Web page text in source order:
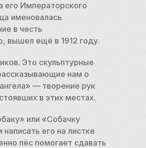
его Императорского
именовалась
в честь
вышел ещё в 1912 году.
Это скульптурные
нам о
— творение рук
в этих местах.
или «Собачку
его на листке
пёс помогает сдавать